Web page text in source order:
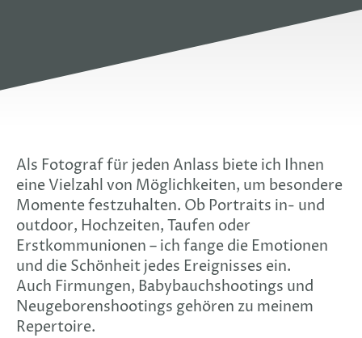
Als Fotograf für jeden Anlass biete ich Ihnen
eine Vielzahl von Möglichkeiten, um besondere
Momente festzuhalten. Ob Portraits in- und
outdoor, Hochzeiten, Taufen oder
Erstkommunionen – ich fange die Emotionen
und die Schönheit jedes Ereignisses ein.
Auch Firmungen, Babybauchshootings und
Neugeborenshootings gehören zu meinem
Repertoire.